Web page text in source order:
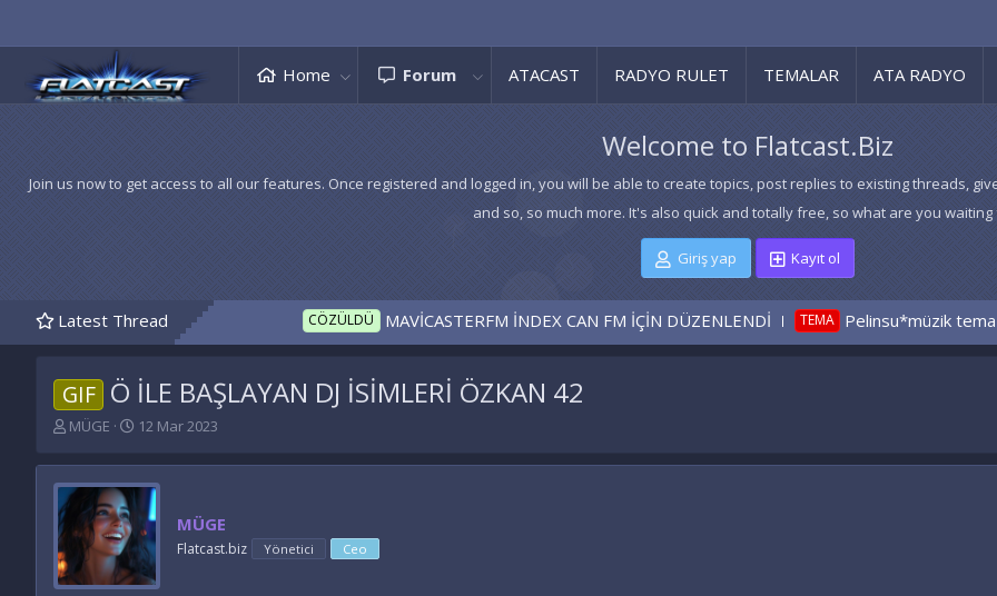
Home Forum ATACAST RADYO RULET TEMALAR ATA RADYO
Welcome to Flatcast.Biz
Join us now to get access to all our features. Once registered and logged in, you will be able to create topics, post replies to existing threads,
and so, so much more. It's also quick and totally free, so what are you waiting
Giriş yap Kayıt ol
Latest Thread CÖZÜLDÜ MAVİCASTERFM İNDEX CAN FM İÇİN DÜZENLENDİ TEMA Pelinsu*müzik tema TEMA
GIF Ö İLE BAŞLAYAN DJ İSİMLERİ ÖZKAN 42
K
n
u
y
u
ş
MÜGE
B
ş
l
n
g
ı
ç
12 Mar 2023
MÜGE
Flatcast.biz Yönetici Ceo